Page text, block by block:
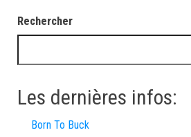
Rechercher
Les dernières infos:
Born To Buck